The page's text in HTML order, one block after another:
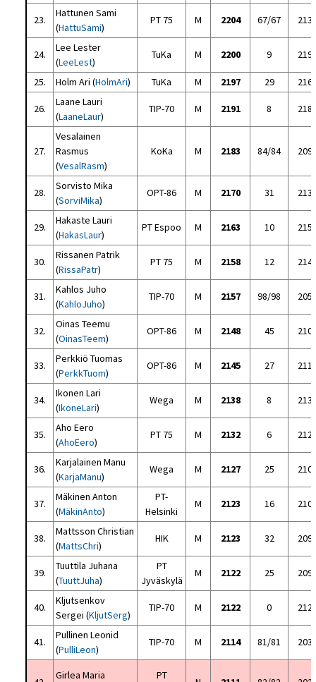
23.
Hattunen Sami
(HattuSami)
PT 75 M 2204 67/67
24.
Lee Lester
(LeeLest)
TuKa M 2200 9
25. Holm Ari (HolmAri) TuKa M 2197 29
26.
Laane Lauri
(LaaneLaur)
TIP-70 M 2191 8
27.
Vesalainen
Rasmus
(VesalRasm)
KoKa M 2183 84/84
28.
Sorvisto Mika
(SorviMika)
OPT-86 M 2170 31
29.
Hakaste Lauri
(HakasLaur)
PT Espoo M 2163 10
30.
Rissanen Patrik
(RissaPatr)
PT 75 M 2158 12
31.
Kahlos Juho
(KahloJuho)
TIP-70 M 2157 98/98
32.
Oinas Teemu
(OinasTeem)
OPT-86 M 2148 45
33.
Perkkiö Tuomas
(PerkkTuom)
OPT-86 M 2145 27
34.
Ikonen Lari
(IkoneLari)
Wega M 2138 8
35.
Aho Eero
(AhoEero)
PT 75 M 2132 6
36.
Karjalainen Manu
(KarjaManu)
Wega M 2127 25
37.
Mäkinen Anton
(MäkinAnto)
PT-
Helsinki
M 2123 16
38.
Mattsson Christian
(MattsChri)
HIK M 2123 32
39.
Tuuttila Juhana
(TuuttJuha)
PT
Jyväskylä
M 2122 25
40.
Kljutsenkov
Sergei (KljutSerg)
TIP-70 M 2122 0
41.
Pullinen Leonid
(PulliLeon)
TIP-70 M 2114 81/81
Girlea Maria
PT